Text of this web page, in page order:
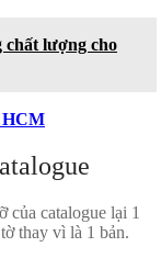
chất lượng cho
HCM
của catalogue lại 1
thay vì là 1 bản.